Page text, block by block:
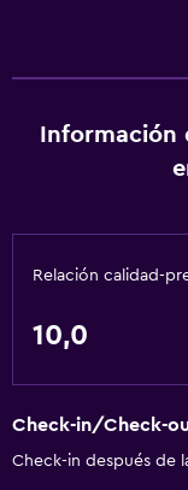
Tina de baño
Inodoro con
Plantas superiores
Ventana
Habitaciones
Vista al jardín
Piso de parquet o
Información
Relación calidad-
10,0
Check-in/Check-
Check-in después de